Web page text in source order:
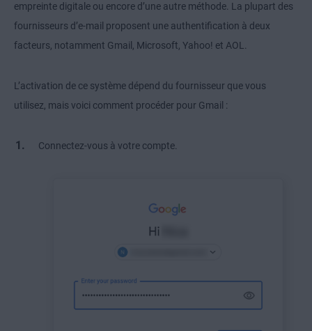
empreinte digitale ou encore d’une autre méthode. La plupart des
fournisseurs d’e-mail proposent une authentification à deux
facteurs, notamment Gmail, Microsoft, Yahoo! et AOL.
L’activation de ce système dépend du fournisseur que vous
utilisez, mais voici comment procéder pour Gmail :
Connectez-vous à votre compte.